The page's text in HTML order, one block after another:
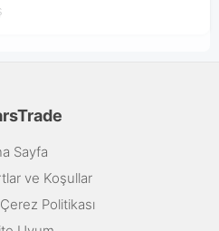
Sayfa
ve Koşullar
Politikası